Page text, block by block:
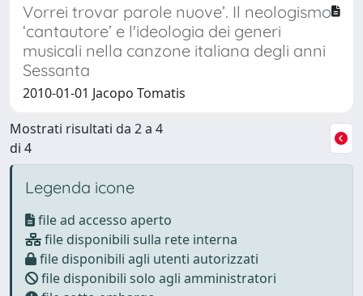
Vorrei trovar parole nuove’. Il neologismo
‘cantautore’ e l'ideologia dei generi
musicali nella canzone italiana degli anni
Sessanta
2010-01-01 Jacopo Tomatis
Mostrati risultati da 2 a 4
di 4
Legenda icone
file ad accesso aperto
file disponibili sulla rete interna
file disponibili agli utenti autorizzati
file disponibili solo agli amministratori